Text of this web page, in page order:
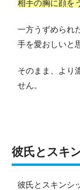
相手の胸に顔を
一方うずめられ
手を愛おしいと
そのまま、より
せん。
彼氏とスキ
彼氏とスキンシ